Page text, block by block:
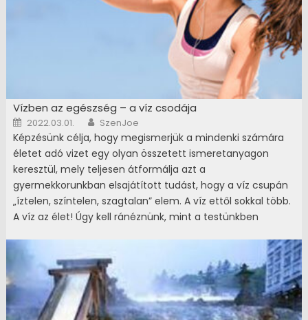
jegyzet hanganyag A
Vízben az egészség – a víz csodája
Posted on
2022.03.01. Author
SzenJoe
Képzésünk célja, hogy megismerjük a mindenki számára
életet adó vizet egy olyan összetett ismeretanyagon
keresztül, mely teljesen átformálja azt a
gyermekkorunkban elsajátított tudást, hogy a víz csupán
„íztelen, színtelen, szagtalan” elem. A víz ettől sokkal több.
A víz az élet! Úgy kell ránéznünk, mint a testünkben
elsődleges összetevője. A képzés bárki számára könnyen
elsajátítható, önmaga és a környezetében élők részére
praktikusan hasznosítható tanácsokat ad, a víz sokoldalú
felhasználásáról, gyógyító erejéről, a vízfogyasztás
előnyeiről. Testünk egy csodálatos alkotás, mely képes a